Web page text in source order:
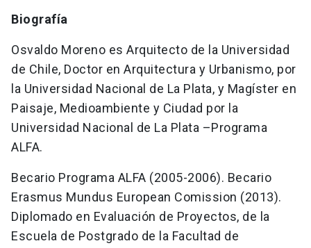
Biografía
Osvaldo Moreno es Arquitecto de la Universidad
de Chile, Doctor en Arquitectura y Urbanismo, por
la Universidad Nacional de La Plata, y Magíster en
Paisaje, Medioambiente y Ciudad por la
Universidad Nacional de La Plata –Programa
ALFA.
Becario Programa ALFA (2005-2006). Becario
Erasmus Mundus European Comission (2013).
Diplomado en Evaluación de Proyectos, de la
Escuela de Postgrado de la Facultad de